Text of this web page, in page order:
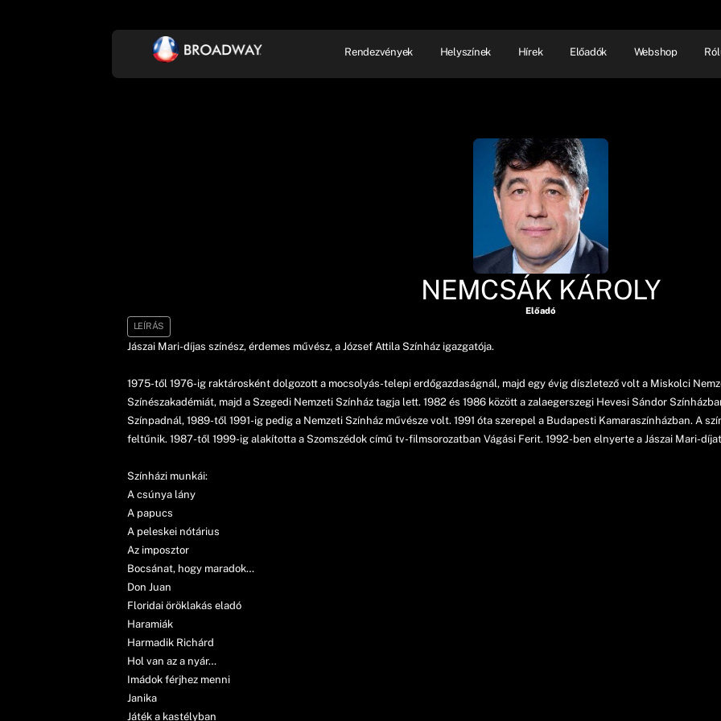
Rendezvények Helyszínek Hírek Előadók Webshop
NEMCSÁK KÁROLY
Előadó
LEÍRÁS
Jászai Mari-díjas színész, érdemes művész, a József Attila Színház igazgatója.
1975-től 1976-ig raktárosként dolgozott a mocsolyás-telepi erdőgazdaságnál, majd egy évig díszletező volt a Miskolci
Színészakadémiát, majd a Szegedi Nemzeti Színház tagja lett. 1982 és 1986 között a zalaegerszegi Hevesi Sándor
Színpadnál, 1989-től 1991-ig pedig a Nemzeti Színház művésze volt. 1991 óta szerepel a Budapesti Kamaraszínházban. A
feltűnik. 1987-től 1999-ig alakította a Szomszédok című tv-filmsorozatban Vágási Ferit. 1992-ben elnyerte a Jászai Mari-
Színházi munkái:
A csúnya lány
A papucs
A peleskei nótárius
Az imposztor
Bocsánat, hogy maradok…
Don Juan
Floridai öröklakás eladó
Haramiák
Harmadik Richárd
Hol van az a nyár…
Imádok férjhez menni
Janika
Játék a kastélyban